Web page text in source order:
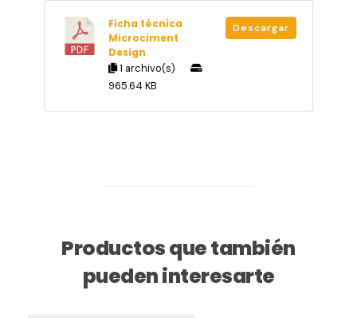
Ficha técnica
Microciment
Design
1 archivo(s)
965.64 KB
Descargar
Productos que también
pueden interesarte